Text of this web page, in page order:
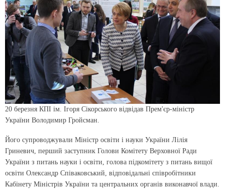
20 березня КПІ ім. Ігоря Сікорського відвідав Прем'єр-міністр
України Володимир Гройсман.
Його супроводжували Міністр освіти і науки України Лілія
Гриневич, перший заступник Голови Комітету Верховної Ради
України з питань науки і освіти, голова підкомітету з питань вищої
освіти Олександр Співаковський, відповідальні співробітники
Кабінету Міністрів України та центральних органів виконавчої влади.